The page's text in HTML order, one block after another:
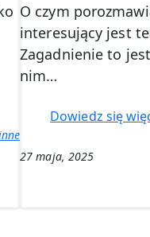
O czym
interesujący jest
Zagadnienie to
nim…
Dowiedz się
27 maja, 2025